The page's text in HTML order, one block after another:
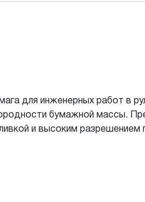
для инженерных работ в
бумажной массы.
и высоким разрешением